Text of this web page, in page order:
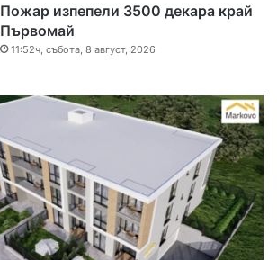
Пожар изпепели 3500 декара край
Първомай
11:52ч, събота, 8 август, 2026